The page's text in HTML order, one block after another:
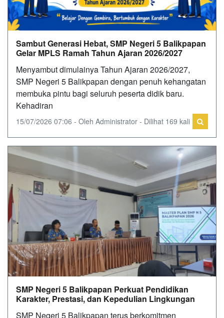
Sambut Generasi Hebat, SMP Negeri 5 Balikpapan
Gelar MPLS Ramah Tahun Ajaran 2026/2027
Menyambut dimulainya Tahun Ajaran 2026/2027,
SMP Negeri 5 Balikpapan dengan penuh kehangatan
membuka pintu bagi seluruh peserta didik baru.
Kehadiran
15/07/2026 07:06 - Oleh Administrator - Dilihat 169 kali
SMP Negeri 5 Balikpapan Perkuat Pendidikan
Karakter, Prestasi, dan Kepedulian Lingkungan
SMP Negeri 5 Balikpapan terus berkomitmen